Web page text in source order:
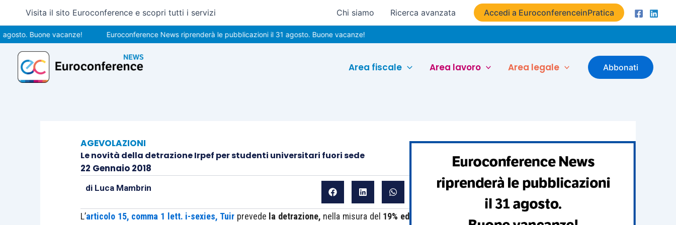
contenuto
Visita il sito Euroconference e scopri tutti i servizi Chi siamo Ricerca avanzata Accedi a EuroconferenceinPratica
Buone vacanze! Euroconference News riprenderà le pubblicazioni il 31 agosto. Buone vacanze!
Area fiscale Area lavoro Area legale Abbonati
AGEVOLAZIONI
Le novità della detrazione Irpef per studenti universitari fuori sede
22 Gennaio 2018
di Luca Mambrin
L’articolo 15, comma 1 lett. i-sexies, Tuirprevede la detrazione, nella misura del 19% ed